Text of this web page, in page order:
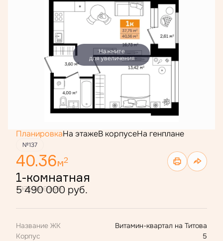
Нажмите
для увеличения
ПланировкаНа этажеВ корпусеНа генплане
№137
40.36м2
1-комнатная
7 176 000 руб.
5 490 000 руб.
Название ЖК
Витамин-квартал на Титова
Корпус
5